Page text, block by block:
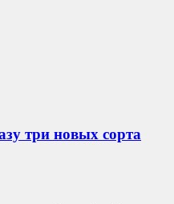
три новых сорта